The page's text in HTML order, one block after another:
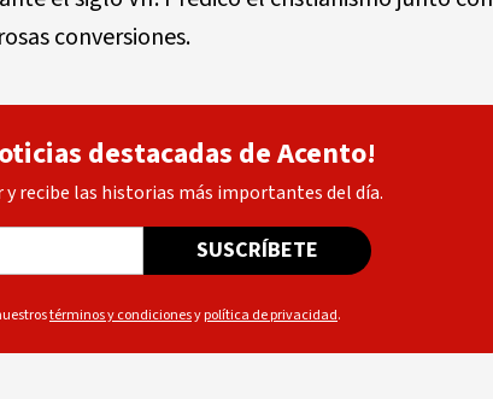
conversiones.
destacadas de Acento!
recibe las historias más importantes del día.
SUSCRÍBETE
términos y condicionesypolítica de privacidad.